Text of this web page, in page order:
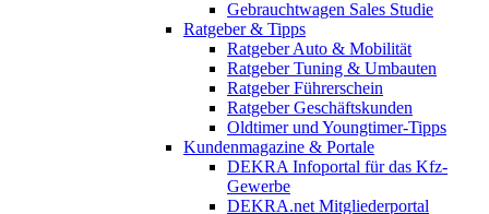
Gebrauchtwagen Sales Studie
Ratgeber & Tipps
Ratgeber Auto & Mobilität
Ratgeber Tuning & Umbauten
Ratgeber Führerschein
Ratgeber Geschäftskunden
Oldtimer und Youngtimer-Tipps
Kundenmagazine & Portale
DEKRA Infoportal für das Kfz-
Gewerbe
DEKRA.net Mitgliederportal